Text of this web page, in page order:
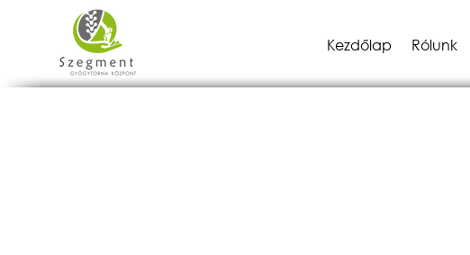
Kezdőlap Rólunk